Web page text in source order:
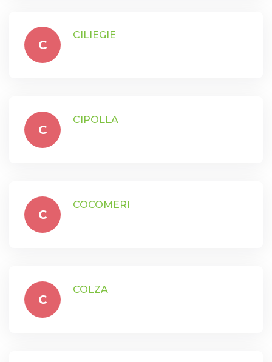
C
CILIEGIE
C
CIPOLLA
C
COCOMERI
C
COLZA